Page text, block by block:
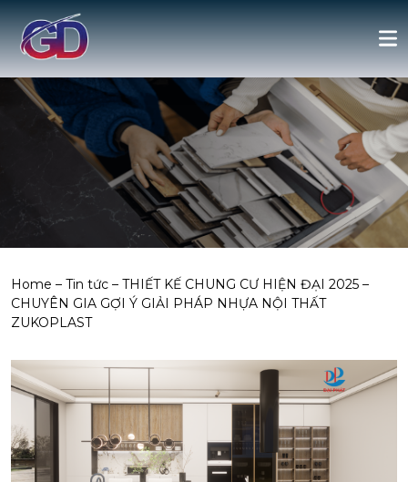
Home – Tin tức – THIẾT KẾ CHUNG CƯ HIỆN ĐẠI 2025 –
CHUYÊN GIA GỢI Ý GIẢI PHÁP NHỰA NỘI THẤT
ZUKOPLAST